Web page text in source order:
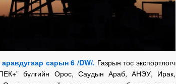
сарын 6 /DW/. Газрын тос экспортлогч
бүлгийн Орос, Саудын Араб, АНЭУ, Ирак,